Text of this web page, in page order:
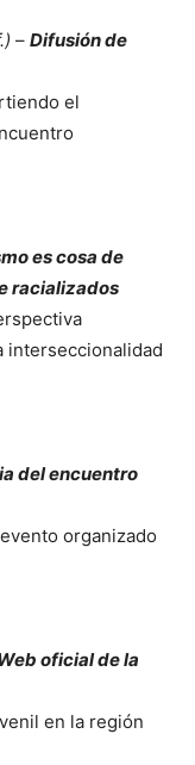
– Difusión de
el
es cosa de
racializados
interseccionalidad
del encuentro
organizado
oficial de la
en la región